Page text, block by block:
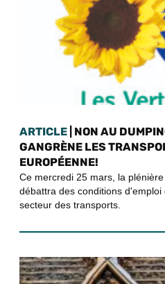
ARTICLE | NON AU
GANGRÈNE LES
EUROPÉENNE!
Ce mercredi 25 mars, la
débattra des conditions
secteur des transports.